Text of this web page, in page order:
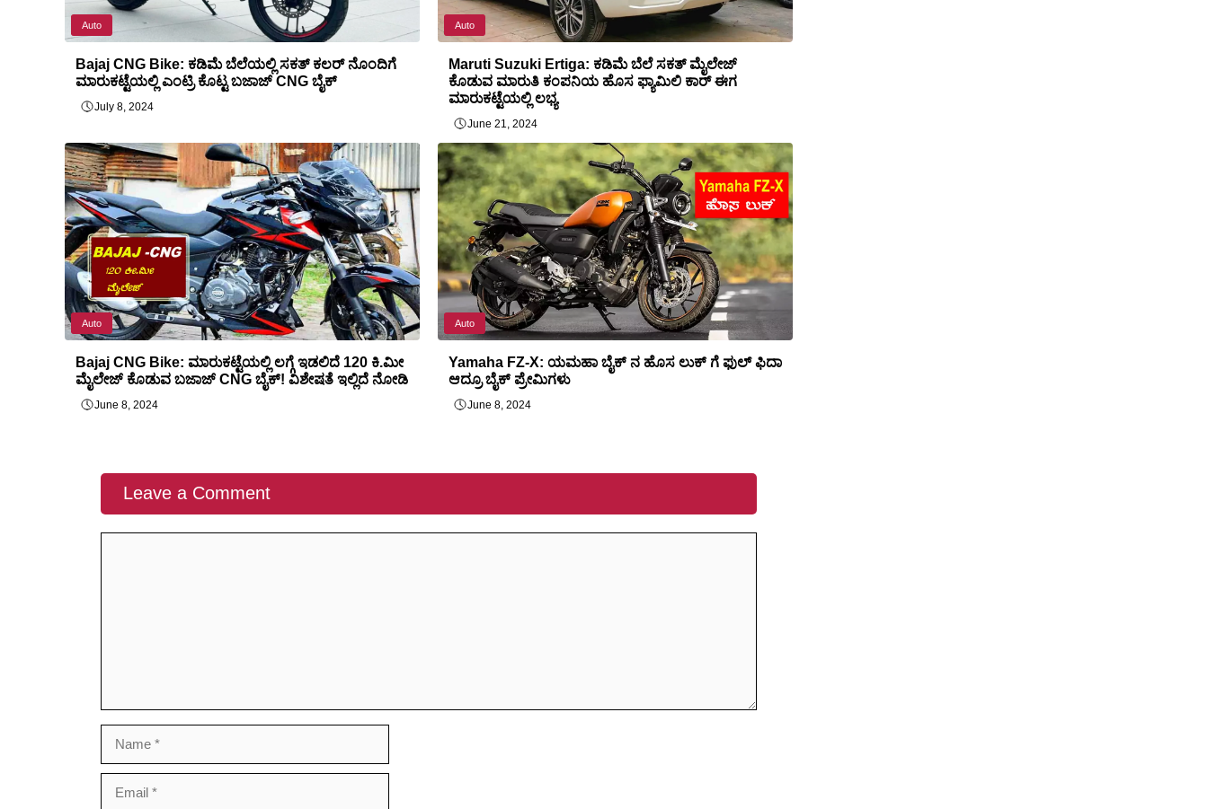
Auto
Bajaj CNG Bike: ಕಡಿಮೆ ಬೆಲೆಯಲ್ಲಿ ಸಕತ್ ಕಲರ್ ನೊಂದಿಗೆ
ಮಾರುಕಟ್ಟೆಯಲ್ಲಿ ಎಂಟ್ರಿ ಕೊಟ್ಟ ಬಜಾಜ್ CNG ಬೈಕ್
July 8, 2024
Auto
Maruti Suzuki Ertiga: ಕಡಿಮೆ ಬೆಲೆ ಸಕತ್ ಮೈಲೇಜ್
ಕೊಡುವ ಮಾರುತಿ ಕಂಪನಿಯ ಹೊಸ ಫ್ಯಾಮಿಲಿ ಕಾರ್ ಈಗ
ಮಾರುಕಟ್ಟೆಯಲ್ಲಿ ಲಭ್ಯ
June 21, 2024
Auto
Bajaj CNG Bike: ಮಾರುಕಟ್ಟೆಯಲ್ಲಿ ಲಗ್ಗೆ ಇಡಲಿದೆ 120 ಕಿ.ಮೀ
ಮೈಲೇಜ್ ಕೊಡುವ ಬಜಾಜ್ CNG ಬೈಕ್! ವಿಶೇಷತೆ ಇಲ್ಲಿದೆ ನೋಡಿ
June 8, 2024
Auto
Yamaha FZ-X: ಯಮಹಾ ಬೈಕ್ ನ ಹೊಸ ಲುಕ್ ಗೆ ಫುಲ್ ಫಿದಾ
ಆದ್ರೂ ಬೈಕ್ ಪ್ರೇಮಿಗಳು
June 8, 2024
Leave a Comment